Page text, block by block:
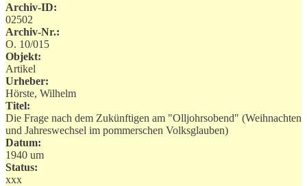
Archiv-ID:
02502
Archiv-Nr.:
O. 10/015
Objekt:
Artikel
Urheber:
Hörste, Wilhelm
Titel:
Die Frage nach dem Zukünftigen am "Olljohrsobend" (Weihnachten
und Jahreswechsel im pommerschen Volksglauben)
Datum:
1940 um
Status:
xxx